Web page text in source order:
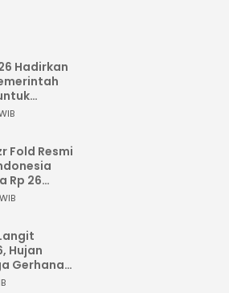
Hadirkan
Fold Resmi
Rp 26
Hujan
Gerhana